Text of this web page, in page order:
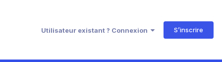
Utilisateur existant ? Connexion S’inscrire